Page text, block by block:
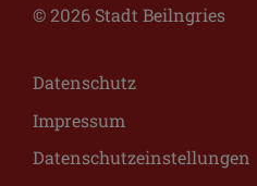
© 2026 Stadt Beilngries
Datenschutz
Impressum
Datenschutzeinstellungen